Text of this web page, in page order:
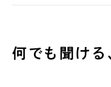
何でも聞ける